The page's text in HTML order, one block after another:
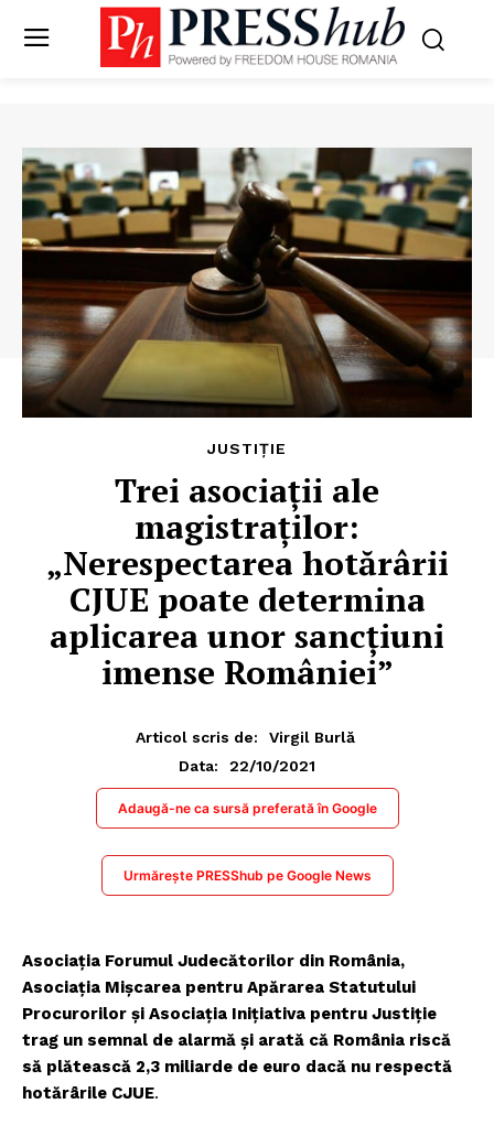
JUSTIȚIE
Trei asociații ale
magistraților:
„Nerespectarea hotărârii
CJUE poate determina
aplicarea unor sancțiuni
imense României”
Articol scris de:
Virgil Burlă
Data:
22/10/2021
Adaugă-ne ca sursă preferată în Google
Urmărește PRESShub pe Google News
Asociația Forumul Judecătorilor din România,
Asociația Mișcarea pentru Apărarea Statutului
Procurorilor și Asociația Inițiativa pentru Justiție
trag un semnal de alarmă și arată că România riscă
să plătească 2,3 miliarde de euro dacă nu respectă
hotărârile CJUE.